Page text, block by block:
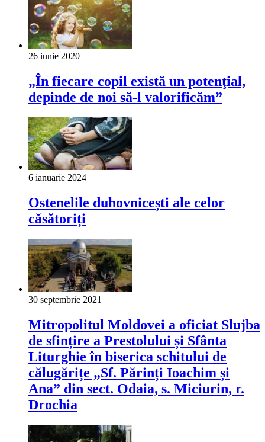
26 iunie 2020
„În fiecare copil există un potenţial,
depinde de noi să-l valorificăm”
6 ianuarie 2024
Ostenelile duhovnicești ale celor
căsătoriți
30 septembrie 2021
Mitropolitul Moldovei a oficiat Slujba
de sfințire a Prestolului și Sfânta
Liturghie în biserica schitului de
călugărițe „Sf. Părinți Ioachim și
Ana” din sect. Odaia, s. Miciurin, r.
Drochia